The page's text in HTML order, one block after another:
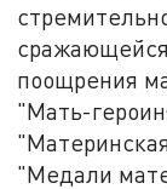
поощрения
"Мать-
"Медали